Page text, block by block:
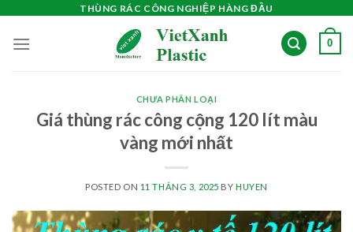
content
THÙNG RÁC CÔNG NGHIỆP HÀNG ĐẦU
0
CHƯA PHÂN LOẠI
Giá thùng rác công cộng 120 lít màu
vàng mới nhất
POSTED ON 11 THÁNG 3, 2025 BY HUYEN